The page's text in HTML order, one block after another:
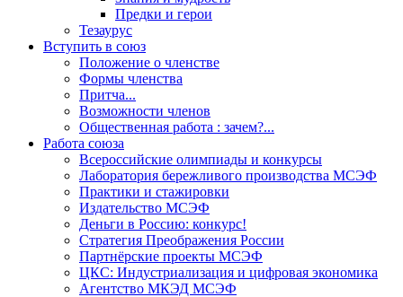
Предки и герои
Тезаурус
Вступить в союз
Положение о членстве
Формы членства
Притча...
Возможности членов
Общественная работа : зачем?...
Работа союза
Всероссийские олимпиады и конкурсы
Лаборатория бережливого производства МСЭФ
Практики и стажировки
Издательство МСЭФ
Деньги в Россию: конкурс!
Стратегия Преображения России
Партнёрские проекты МСЭФ
ЦКС: Индустриализация и цифровая экономика
Агентство МКЭД МСЭФ